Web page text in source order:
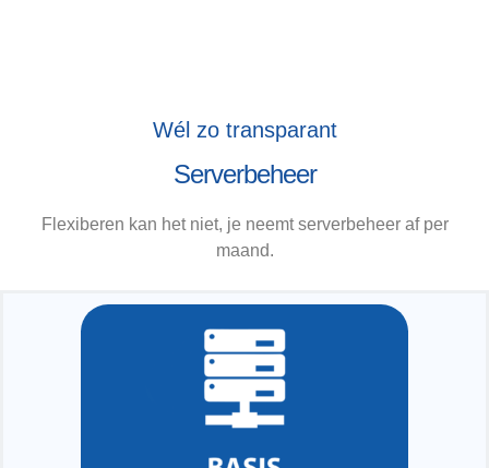
Wél zo transparant
Serverbeheer
Flexiberen kan het niet, je neemt serverbeheer af per
maand.